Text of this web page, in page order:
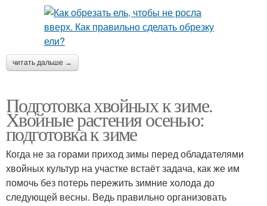
читать дальше →
Подготовка хвойных к зиме.
Хвойные растения осенью:
подготовка к зиме
Когда не за горами приход зимы перед обладателями
хвойных культур на участке встаёт задача, как же им
помочь без потерь пережить зимние холода до
следующей весны. Ведь правильно организовать